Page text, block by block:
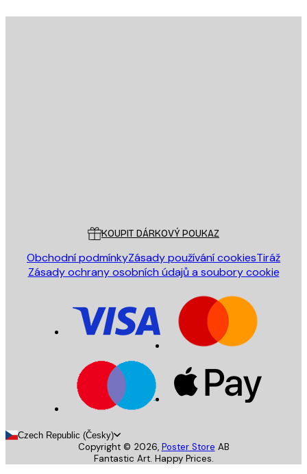
KOUPIT DÁRKOVÝ POUKAZ
Obchodní podmínkyZásady používání cookiesTiráž
Zásady ochrany osobních údajů a soubory cookie
Czech Republic (Česky)
Copyright © 2026, Poster Store AB
Fantastic Art. Happy Prices.